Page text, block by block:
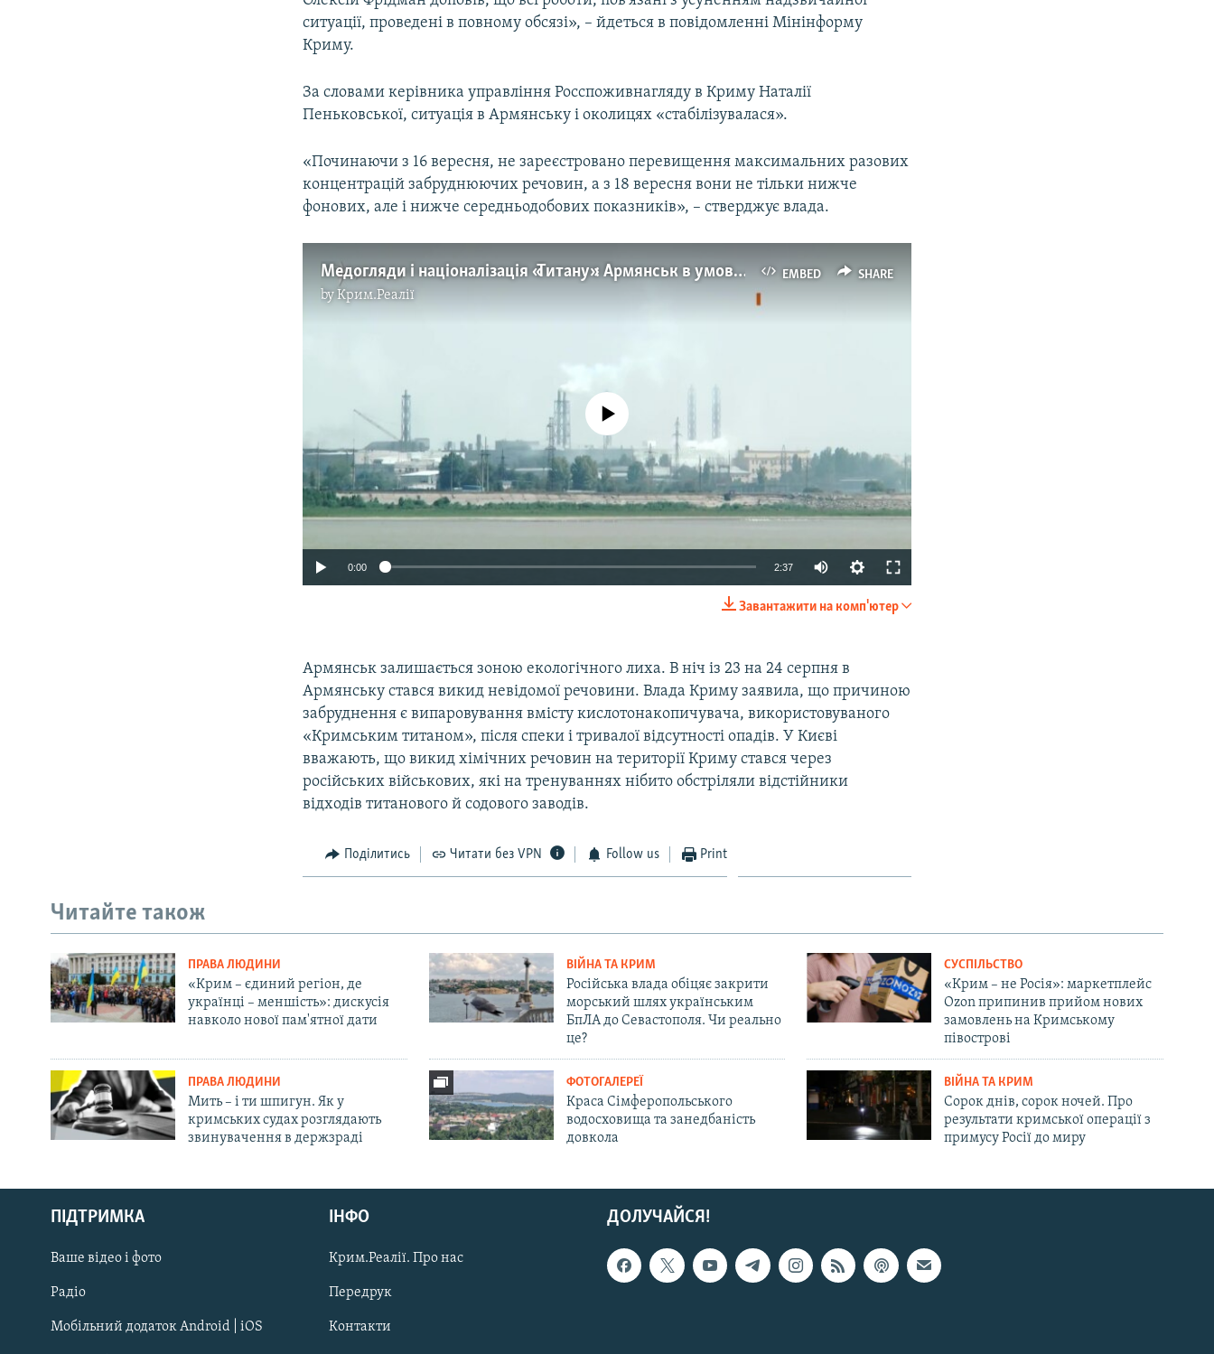
Русский
Qırımtatar
ДОЛУЧАЙСЯ!
ситуації, проведені в повному обсязі», – йдеться в повідомленні Мінінформу
Криму.
За словами керівника управління Росспоживнагляду в Криму Наталії
Пеньковської, ситуація в Армянську і околицях «стабілізувалася».
«Починаючи з 16 вересня, не зареєстровано перевищення максимальних разових
концентрацій забруднюючих речовин, а з 18 вересня вони не тільки нижче
фонових, але і нижче середньодобових показників», – стверджує влада.
EMBED SHARE
Медогляди і націоналізація «Титану»: Армянськ в умовах надзвичайної ситуації (відео)
byКрим.Реалії
No media source currently available
0:00 2:37
Завантажити на комп'ютер
Армянськ залишається зоною екологічного лиха. В ніч із 23 на 24 серпня в
Армянську стався викид невідомої речовини. Влада Криму заявила, що причиною
забруднення є випаровування вмісту кислотонакопичувача, використовуваного
«Кримським титаном», після спеки і тривалої відсутності опадів. У Києві
вважають, що викид хімічних речовин на території Криму стався через
російських військових, які на тренуваннях нібито обстріляли відстійники
відходів титанового й содового заводів.
Поділитись Читати без VPN Follow us Print
Читайте також
ПРАВА ЛЮДИНИ
«Крим – єдиний регіон, де
українці – меншість»: дискусія
навколо нової пам'ятної дати
ВІЙНА ТА КРИМ
Російська влада обіцяє закрити
морський шлях українським
БпЛА до Севастополя. Чи реально
це?
СУСПІЛЬСТВО
«Крим – не Росія»: маркетплейс
Ozon припинив прийом нових
замовлень на Кримському
півострові
ПРАВА ЛЮДИНИ
Мить – і ти шпигун. Як у
кримських судах розглядають
звинувачення в держзраді
ФОТОГАЛЕРЕЇ
Краса Сімферопольського
водосховища та занедбаність
довкола
ВІЙНА ТА КРИМ
Сорок днів, сорок ночей. Про
результати кримської операції з
примусу Росії до миру
ДОЛУЧАЙСЯ!
ПІДТРИМКА
Ваше відео і фото
Радіо
Мобільний додаток Android | iOS
ІНФО
Крим.Реалії. Про нас
Передрук
Контакти